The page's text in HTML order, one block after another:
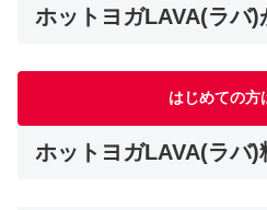
ホットヨガLAVA(ラバ
はじめての方
ホットヨガLAVA(ラバ)